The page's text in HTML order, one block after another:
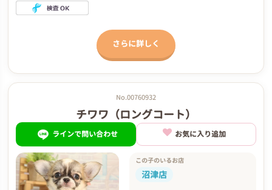
さらに詳しく
No.00760932
チワワ（ロングコート）
ラインで問い合わせ お気に入り追加
この子のいるお店
沼津店